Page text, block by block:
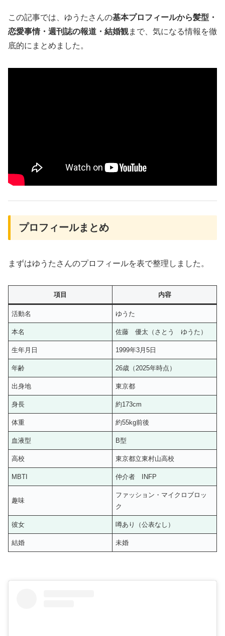
この記事では、ゆうたさんの基本プロフィールから髪型・
恋愛事情・週刊誌の報道・結婚観まで、気になる情報を徹
底的にまとめました。
プロフィールまとめ
まずはゆうたさんのプロフィールを表で整理しました。
項目 内容
活動名 ゆうた
本名 佐藤 優太（さとう ゆうた）
生年月日 1999年3月5日
年齢 26歳（2025年時点）
出身地 東京都
身長 約173cm
体重 約55kg前後
血液型 B型
高校 東京都立東村山高校
MBTI 仲介者 INFP
趣味
ファッション・マイクロブロッ
ク
彼女 噂あり（公表なし）
結婚 未婚